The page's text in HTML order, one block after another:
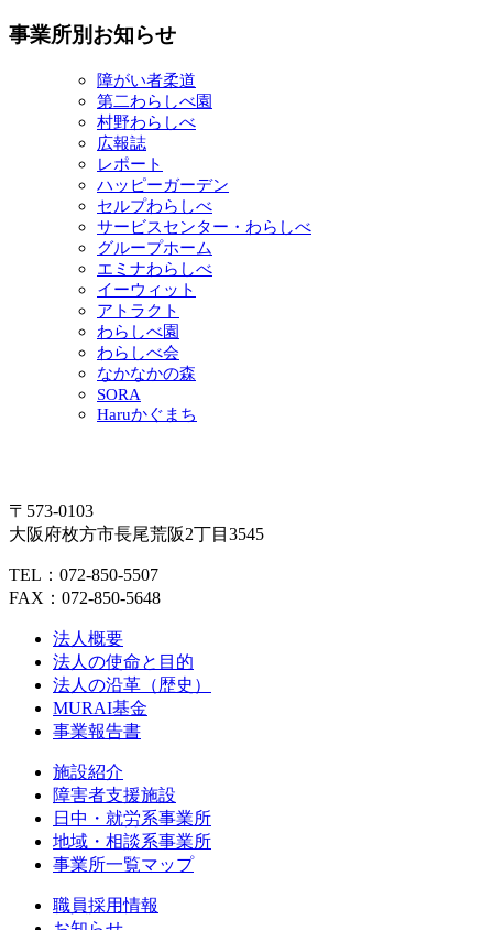
事業所別お知らせ
障がい者柔道
第二わらしべ園
村野わらしべ
広報誌
レポート
ハッピーガーデン
セルプわらしべ
サービスセンター・わらしべ
グループホーム
エミナわらしべ
イーウィット
アトラクト
わらしべ園
わらしべ会
なかなかの森
SORA
Haruかぐまち
〒573-0103
大阪府枚方市長尾荒阪2丁目3545
TEL：072-850-5507
FAX：072-850-5648
法人概要
法人の使命と目的
法人の沿革（歴史）
MURAI基金
事業報告書
施設紹介
障害者支援施設
日中・就労系事業所
地域・相談系事業所
事業所一覧マップ
職員採用情報